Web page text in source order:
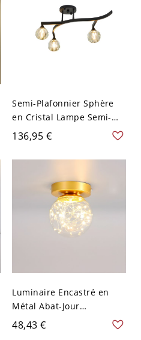
Semi-Plafonnier Sphère
en Cristal Lampe Semi-
Encastrée Style Moderne
en Noir - Noir 110 V-120 V
3
136,95 €
Luminaire Encastré en
Métal Abat-Jour
Sphérique en Verre
Plafonnier LED Moderne -
48,43 €